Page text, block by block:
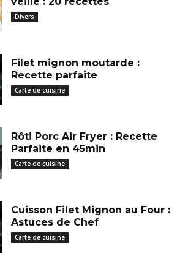
Divers
Filet mignon moutarde :
Recette parfaite
Carte de cuisine
Rôti Porc Air Fryer : Recette
Parfaite en 45min
Carte de cuisine
Cuisson Filet Mignon au Four :
Astuces de Chef
Carte de cuisine